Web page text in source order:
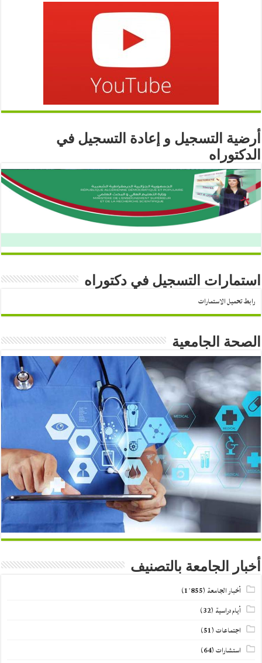
أرضية التسجيل و إعادة التسجيل في
الدكتوراه
استمارات التسجيل في دكتوراه
رابط تحميل الاستمارات
الصحة الجامعية
أخبار الجامعة بالتصنيف
أخبار الجامعة (1٬855)
أيام دراسية (32)
اجتماعات(51)
استشارات(64)